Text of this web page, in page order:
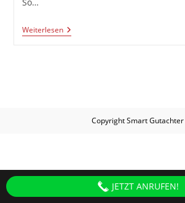
So…
Weiterlesen
CopyrightSmart Gutachter
JETZT ANRUFEN!